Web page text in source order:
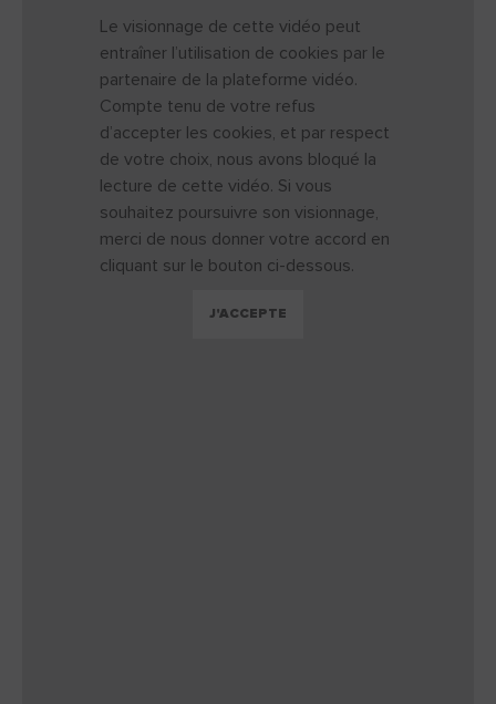
Le visionnage de cette vidéo peut
entraîner l’utilisation de cookies par le
partenaire de la plateforme vidéo.
Compte tenu de votre refus
d’accepter les cookies, et par respect
de votre choix, nous avons bloqué la
lecture de cette vidéo. Si vous
souhaitez poursuivre son visionnage,
merci de nous donner votre accord en
cliquant sur le bouton ci-dessous.
J'ACCEPTE